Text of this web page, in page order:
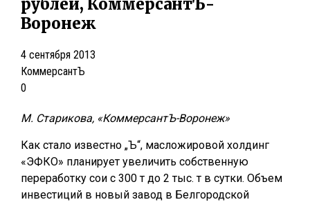
рублей, КоммерсантЪ-
Воронеж
4 сентября 2013
КоммерсантЪ
0
М. Старикова, «КоммерсантЪ-Воронеж»
Как стало известно „Ъ“, масложировой холдинг
«ЭФКО» планирует увеличить собственную
переработку сои с 300 т до 2 тыс. т в сутки. Объем
инвестиций в новый завод в Белгородской